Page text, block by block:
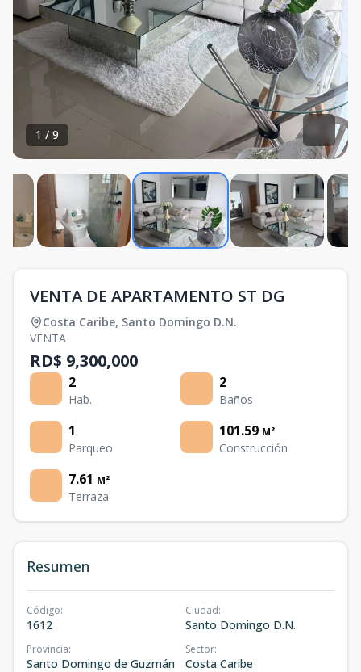
1 / 9
VENTA DE APARTAMENTO ST DG
Costa Caribe, Santo Domingo D.N.
VENTA
RD$ 9,300,000
2
Hab.
2
Baños
1
Parqueo
101.59 M²
Construcción
7.61 M²
Terraza
Resumen
Código:
1612
Ciudad:
Santo Domingo D.N.
Provincia:
Santo Domingo de Guzmán
Sector:
Costa Caribe